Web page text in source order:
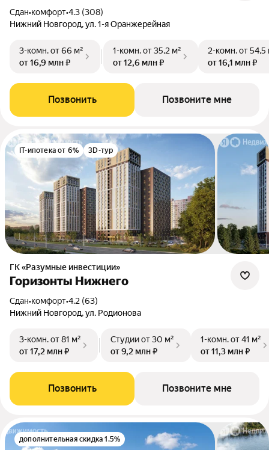
Сдан•комфорт•4.3 (308)
Нижний Новгород, ул. 1-я Оранжерейная
3-комн.от 66 м²
от 16,9 млн ₽
1-комн.от 35,2 м²
от 12,6 млн ₽
2-комн.от 54,5
от 16,1 млн ₽
Позвонить Позвоните мне
IT-ипотека от 6% 3D-тур
ГК «Разумные инвестиции»
Горизонты Нижнего
Сдан•комфорт•4.2 (63)
Нижний Новгород, ул. Родионова
3-комн.от 81 м²
от 17,2 млн ₽
Студииот 30 м²
от 9,2 млн ₽
1-комн.от 41 м²
от 11,3 млн ₽
Позвонить Позвоните мне
дополнительная скидка 1.5%